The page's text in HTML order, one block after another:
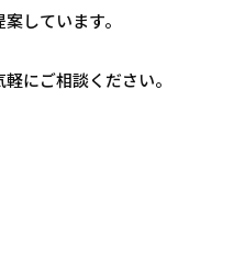
しています。
にご相談ください。